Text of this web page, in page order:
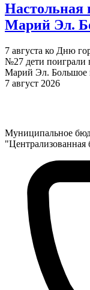
Настольная
Марий Эл.
7 августа ко Дню
№27 дети поиграли
Марий Эл. Большое
7 август 2026
Муниципальное